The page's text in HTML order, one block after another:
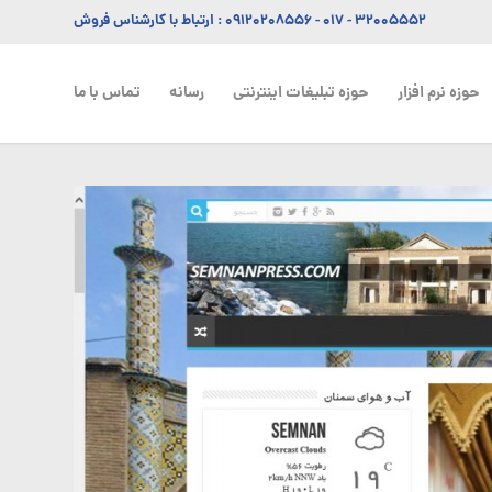
۳۲۰۰۵۵۵۲ - ۰۱۷ -۰۹۱۲۰۲۰۸۵۵۶: ارتباط با کارشناس فروش
حوزه نرم افزار حوزه تبلیغات اینترنتی رسانه تماس با ما